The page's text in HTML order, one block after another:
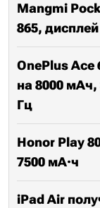
Mangmi
865,
OnePlus Ace
на 8000 мАч,
Гц
Honor Play
7500 мА·ч
iPad Air